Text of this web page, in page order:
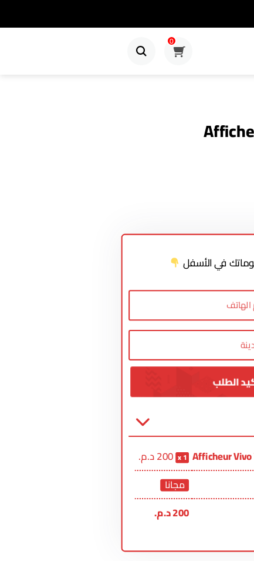
0
في الأسفل
Afficheur Vivo
1
200د.م.
مجانا
200د.م.